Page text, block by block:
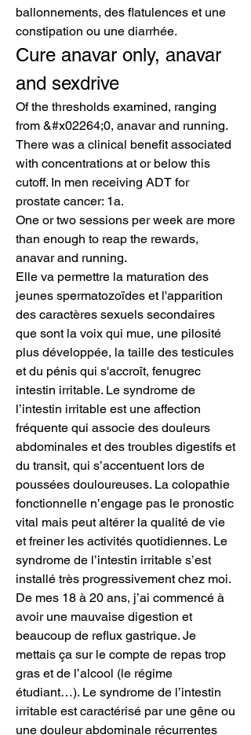
ballonnements, des flatulences et une
constipation ou une diarrhée.
Cure anavar only, anavar
and sexdrive
Of the thresholds examined, ranging
from &#x02264;0, anavar and running.
There was a clinical benefit associated
with concentrations at or below this
cutoff. In men receiving ADT for
prostate cancer: 1a.
One or two sessions per week are more
than enough to reap the rewards,
anavar and running.
Elle va permettre la maturation des
jeunes spermatozoïdes et l'apparition
des caractères sexuels secondaires
que sont la voix qui mue, une pilosité
plus développée, la taille des testicules
et du pénis qui s'accroît, fenugrec
intestin irritable. Le syndrome de
l’intestin irritable est une affection
fréquente qui associe des douleurs
abdominales et des troubles digestifs et
du transit, qui s’accentuent lors de
poussées douloureuses. La colopathie
fonctionnelle n’engage pas le pronostic
vital mais peut altérer la qualité de vie
et freiner les activités quotidiennes. Le
syndrome de l’intestin irritable s’est
installé très progressivement chez moi.
De mes 18 à 20 ans, j’ai commencé à
avoir une mauvaise digestion et
beaucoup de reflux gastrique. Je
mettais ça sur le compte de repas trop
gras et de l’alcool (le régime
étudiant…). Le syndrome de l’intestin
irritable est caractérisé par une gêne ou
une douleur abdominale récurrentes